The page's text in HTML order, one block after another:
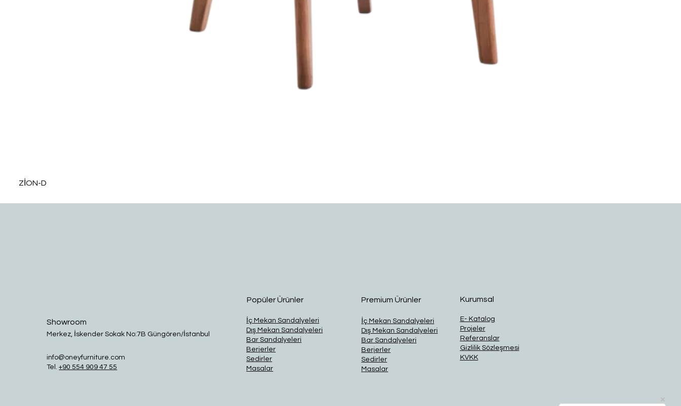
ZİON-D
Showroom
Merkez, İskender Sokak No:7B Güngören/İstanbul
info@oneyfurniture.com
Tel.+90 554 909 47 55
Popüler Ürünler
İç Mekan Sandalyeleri
Dış Mekan Sandalyeleri
Bar Sandalyeleri
Berjerler
Sedirler
Masalar
Premium Ürünler
İç Mekan Sandalyeleri
Dış Mekan Sandalyeleri
Bar Sandalyeleri
Berjerler
Sedirler
Masalar
Kurumsal
E- Katalog
Projeler
Referanslar
Gizlilik Sözleşmesi
KVKK